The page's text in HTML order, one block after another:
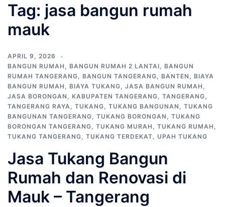
Tag: jasa bangun rumah
mauk
APRIL 9, 2026
BANGUN RUMAH , BANGUN RUMAH 2 LANTAI, BANGUN
RUMAH TANGERANG, BANGUN TANGERANG, BANTEN , BIAYA
BANGUN RUMAH , BIAYA TUKANG, JASA BANGUN RUMAH ,
JASA BORONGAN , KABUPATEN TANGERANG, TANGERANG,
TANGERANG RAYA, TUKANG, TUKANG BANGUNAN , TUKANG
BANGUNAN TANGERANG, TUKANG BORONGAN , TUKANG
BORONGAN TANGERANG, TUKANG MURAH , TUKANG RUMAH ,
TUKANG TANGERANG, TUKANG TERDEKAT, UPAH TUKANG
Jasa Tukang Bangun
Rumah dan Renovasi di
Mauk – Tangerang